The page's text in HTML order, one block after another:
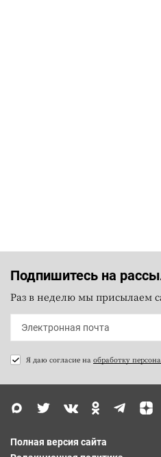
Подпишитесь на
Раз в неделю мы присылаем
Я даю согласие на обработку
Полная версия сайта